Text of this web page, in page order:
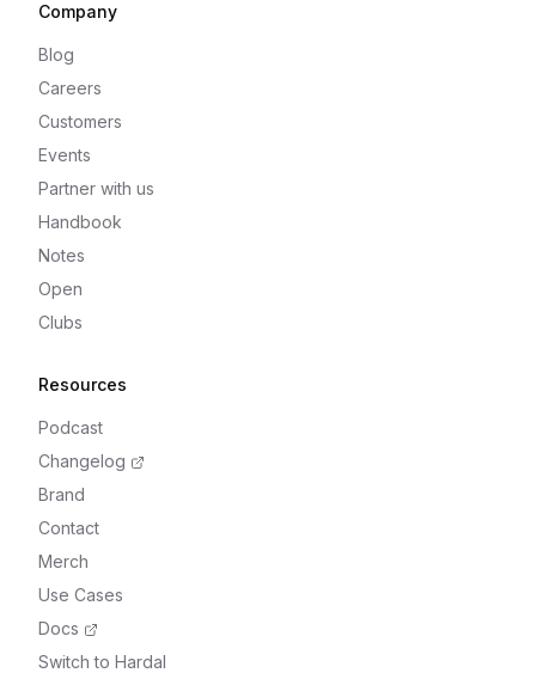
Company
Blog
Careers
Customers
Events
Partner with us
Handbook
Notes
Open
Clubs
Resources
Podcast
Changelog
Brand
Contact
Merch
Use Cases
Docs
Switch to Hardal